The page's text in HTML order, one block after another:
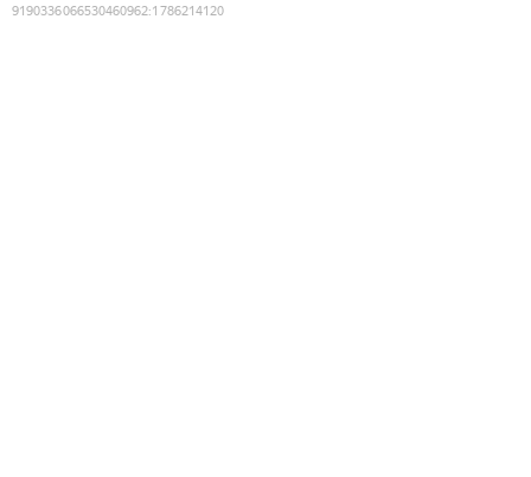
9190336066530460962:1786214120